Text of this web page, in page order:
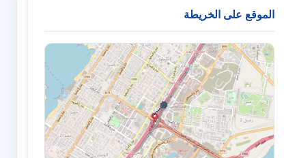
الموقع على الخريطة
📍